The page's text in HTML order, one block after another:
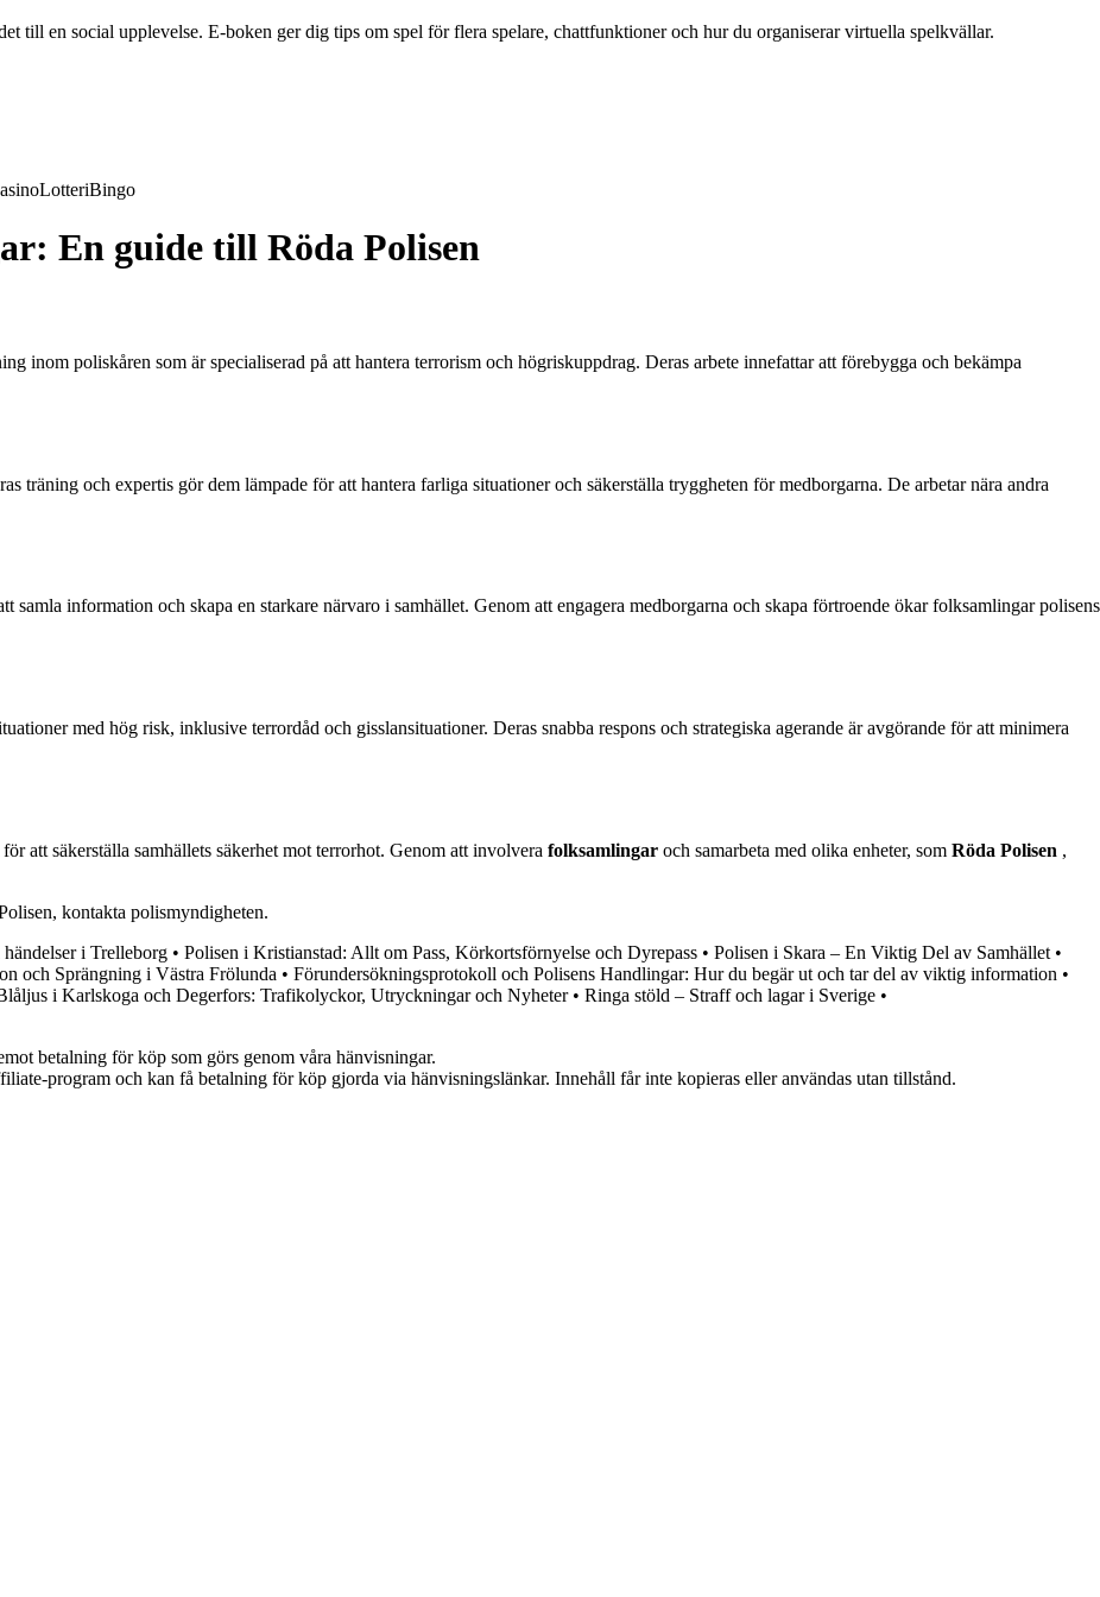
till en social upplevelse. E-boken ger dig tips om spel för flera spelare, chattfunktioner och hur du organiserar virtuella spelkvällar.
LotteriBingo
En guide till Röda Polisen
inom poliskåren som är specialiserad på att hantera terrorism och högriskuppdrag. Deras arbete innefattar att förebygga och bekämpa
träning och expertis gör dem lämpade för att hantera farliga situationer och säkerställa tryggheten för medborgarna. De arbetar nära andra
information och skapa en starkare närvaro i samhället. Genom att engagera medborgarna och skapa förtroende ökar folksamlingar polisens
med hög risk, inklusive terrordåd och gisslansituationer. Deras snabba respons och strategiska agerande är avgörande för att minimera
att säkerställa samhällets säkerhet mot terrorhot. Genom att involvera folksamlingar och samarbeta med olika enheter, som Röda Polisen ,
kontakta polismyndigheten.
i Trelleborg • Polisen i Kristianstad: Allt om Pass, Körkortsförnyelse och Dyrepass • Polisen i Skara – En Viktig Del av Samhället •
och Sprängning i Västra Frölunda • Förundersökningsprotokoll och Polisens Handlingar: Hur du begär ut och tar del av viktig information •
i Karlskoga och Degerfors: Trafikolyckor, Utryckningar och Nyheter• Ringa stöld – Straff och lagar i Sverige •
betalning för köp som görs genom våra hänvisningar.
program och kan få betalning för köp gjorda via hänvisningslänkar. Innehåll får inte kopieras eller användas utan tillstånd.